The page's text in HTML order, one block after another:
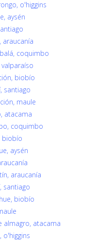
o'higgins
aysén
araucanía
coquimbo
biobío
santiago
maule
atacama
coquimbo
biobío
aysén
araucanía
santiago
biobío
almagro, atacama
o'higgins